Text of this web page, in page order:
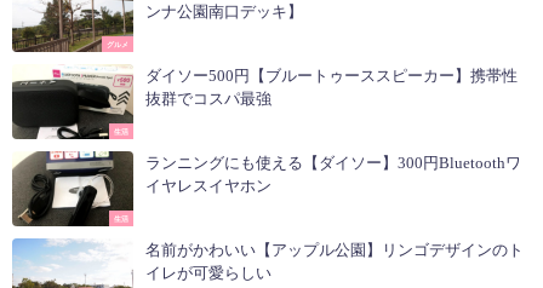
グルメ
ンナ公園南口デッキ】
生活
ダイソー500円【ブルートゥーススピーカー】携帯性
抜群でコスパ最強
生活
ランニングにも使える【ダイソー】300円Bluetoothワ
イヤレスイヤホン
名前がかわいい【アップル公園】リンゴデザインのト
イレが可愛らしい